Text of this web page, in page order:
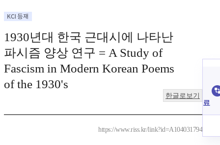
1930년대 한국 근대시에 나타난
파시즘 양상 연구 = A Study of
Fascism in Modern Korean Poems
of the 1930's
한글로보기
https://www.riss.kr/link?id=A104031794
료